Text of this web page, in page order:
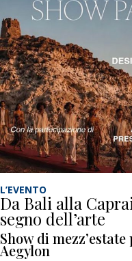
L’EVENTO
Da Bali alla
segno dell’arte
Show di
Aegylon